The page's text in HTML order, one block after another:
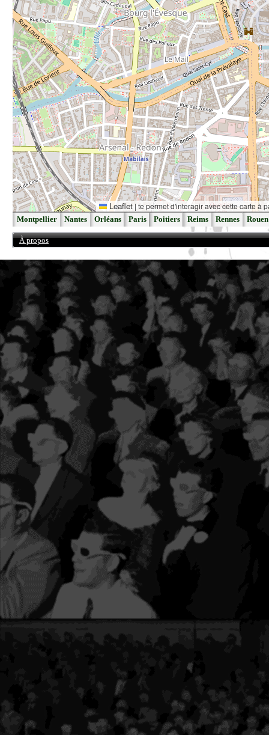
Leaflet | te permet d'interagir avec cette carte à
Montpellier Nantes Orléans Paris Poitiers Reims Rennes Rouen
À propos